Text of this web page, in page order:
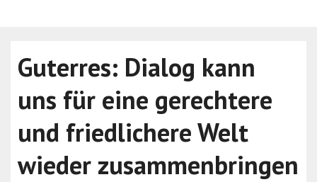
Guterres: Dialog kann
uns für eine gerechtere
und friedlichere Welt
wieder zusammenbringen